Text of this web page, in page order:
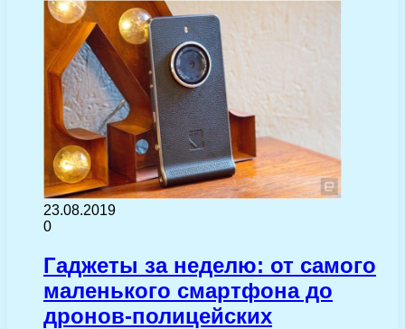
23.08.2019
0
Гаджеты за неделю: от самого
маленького смартфона до
дронов-полицейских